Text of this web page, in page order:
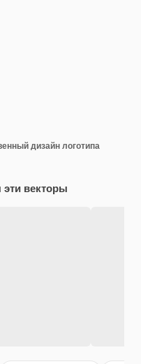
дизайн логотипа
эти векторы